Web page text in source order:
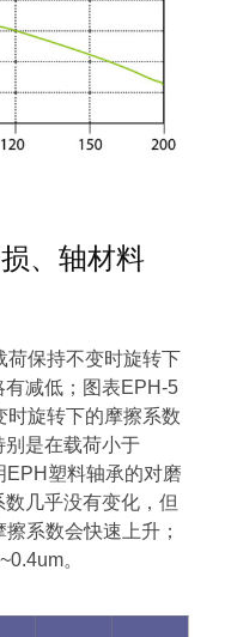
、轴材料
荷保持不变时旋转下
减低；图表EPH-5
旋转下的摩擦系数
是在载荷小于
塑料轴承的对磨
几乎没有变化，但
系数会快速上升；
。